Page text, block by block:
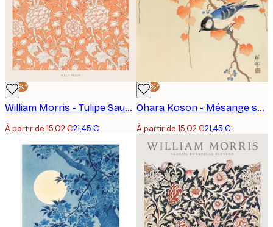
-30%*
William Morris - Tulipe Sauvage Poster
À partir de 15,02 €21,45 €
-30%*
Ohara Koson - Mésange sur une branche de Paulownia Poster
À partir de 15,02 €21,45 €